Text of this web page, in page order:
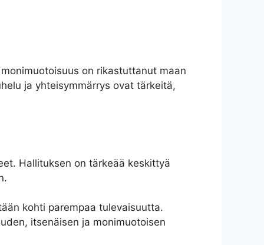
on rikastuttanut maan
ja yhteisymmärrys ovat tärkeitä,
Hallituksen on tärkeää keskittyä
kohti parempaa tulevaisuutta.
itsenäisen ja monimuotoisen